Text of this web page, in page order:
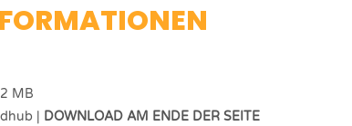
MB
| DOWNLOAD AM ENDE DER SEITE